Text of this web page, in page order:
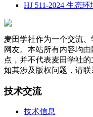
HJ 511-2024 生态
麦田学社作为一个交流
网友。本站所有内容均
点，并不代表麦田学社
如其涉及版权问题，请联
技术交流
技术信息